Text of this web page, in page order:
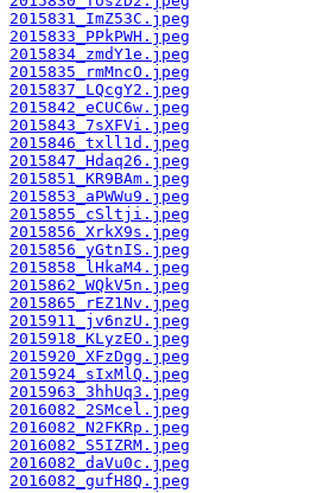
2015831_ImZ53C.jpeg
2015833_PPkPWH.jpeg
2015834_zmdY1e.jpeg
2015835_rmMncO.jpeg
2015837_LQcgY2.jpeg
2015842_eCUC6w.jpeg
2015843_7sXFVi.jpeg
2015846_txll1d.jpeg
2015847_Hdaq26.jpeg
2015851_KR9BAm.jpeg
2015853_aPWWu9.jpeg
2015855_cSltji.jpeg
2015856_XrkX9s.jpeg
2015856_yGtnIS.jpeg
2015858_lHkaM4.jpeg
2015862_WQkV5n.jpeg
2015865_rEZ1Nv.jpeg
2015911_jv6nzU.jpeg
2015918_KLyzEO.jpeg
2015920_XFzDgg.jpeg
2015924_sIxMlQ.jpeg
2015963_3hhUq3.jpeg
2016082_2SMcel.jpeg
2016082_N2FKRp.jpeg
2016082_S5IZRM.jpeg
2016082_daVu0c.jpeg
2016082_gufH8Q.jpeg